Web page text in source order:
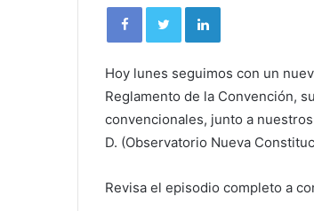
Hoy lunes seguimos con un
Reglamento de la Convención,
convencionales, junto a
D. (Observatorio Nueva
Revisa el episodio completo a